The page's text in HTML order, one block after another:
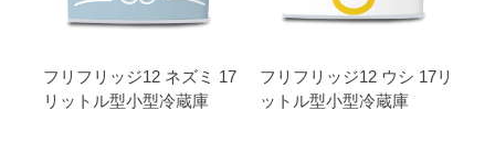
フリフリッジ12 ネズミ 17
リットル型小型冷蔵庫
フリフリッジ12 ウシ 17リ
ットル型小型冷蔵庫